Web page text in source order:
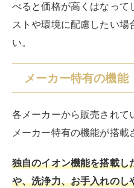
8キロの縦型洗濯機は、中